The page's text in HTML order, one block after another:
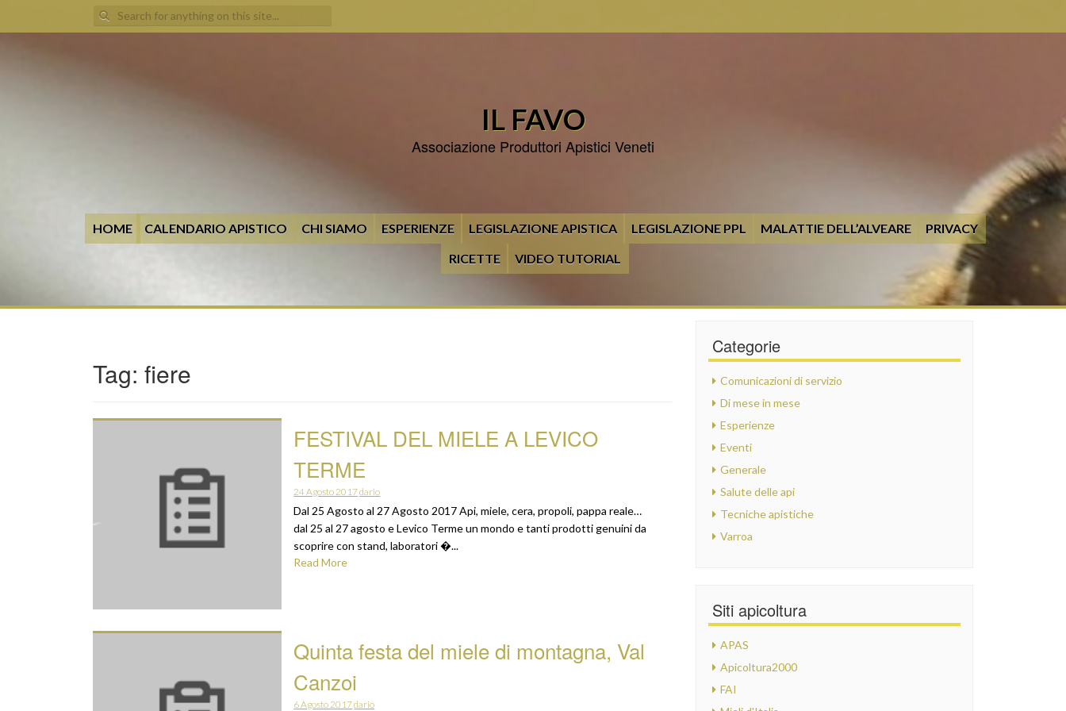
Search
for:
IL FAVO
Associazione Produttori Apistici Veneti
HOME CALENDARIO APISTICO CHI SIAMO ESPERIENZE LEGISLAZIONE APISTICA LEGISLAZIONE PPL MALATTIE DELL’ALVEARE
PRIVACY
RICETTE
VIDEO TUTORIAL
Tag: fiere
FESTIVAL DEL MIELE A LEVICO
TERME
24 Agosto 2017dario
Dal 25 Agosto al 27 Agosto 2017 Api, miele, cera, propoli, pappa reale… ​
dal 25 al 27 agosto ​e Levico Terme un mondo e tanti prodotti​ genuini​ da
scoprire​ con stand​, laboratori �...
Read More
Quinta festa del miele di montagna, Val
Canzoi
6 Agosto 2017dario
Categorie
Comunicazioni di servizio
Di mese in mese
Esperienze
Eventi
Generale
Salute delle api
Tecniche apistiche
Varroa
Siti apicoltura
APAS
Apicoltura2000
FAI